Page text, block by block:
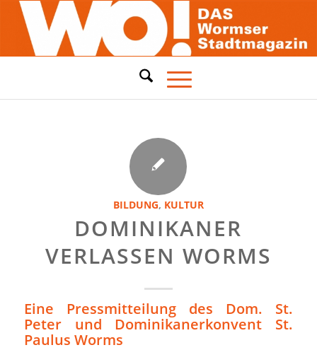
BILDUNG, KULTUR
DOMINIKANER
VERLASSEN WORMS
Eine Pressmitteilung des Dom. St.
Peter und Dominikanerkonvent St.
Paulus Worms